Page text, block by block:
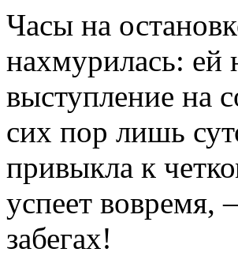
Часы на
нахмурилась: ей
выступление на
сих пор лишь
привыкла к
успеет вовремя,
забегах!